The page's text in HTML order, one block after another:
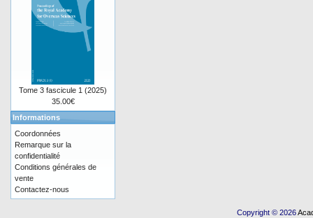
Tome 3 fascicule 1 (2025)
35.00€
Informations
Coordonnées
Remarque sur la
confidentialité
Conditions générales de
vente
Contactez-nous
Copyright © 2026